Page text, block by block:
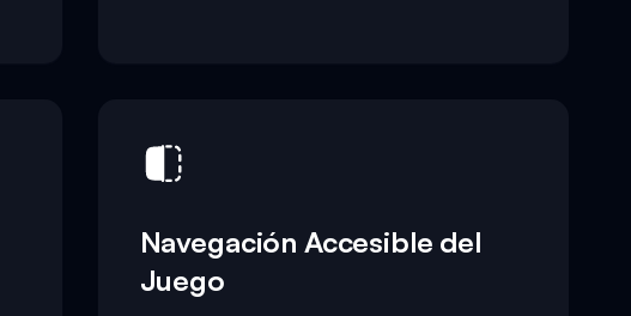
Navegación Accesible del
Juego